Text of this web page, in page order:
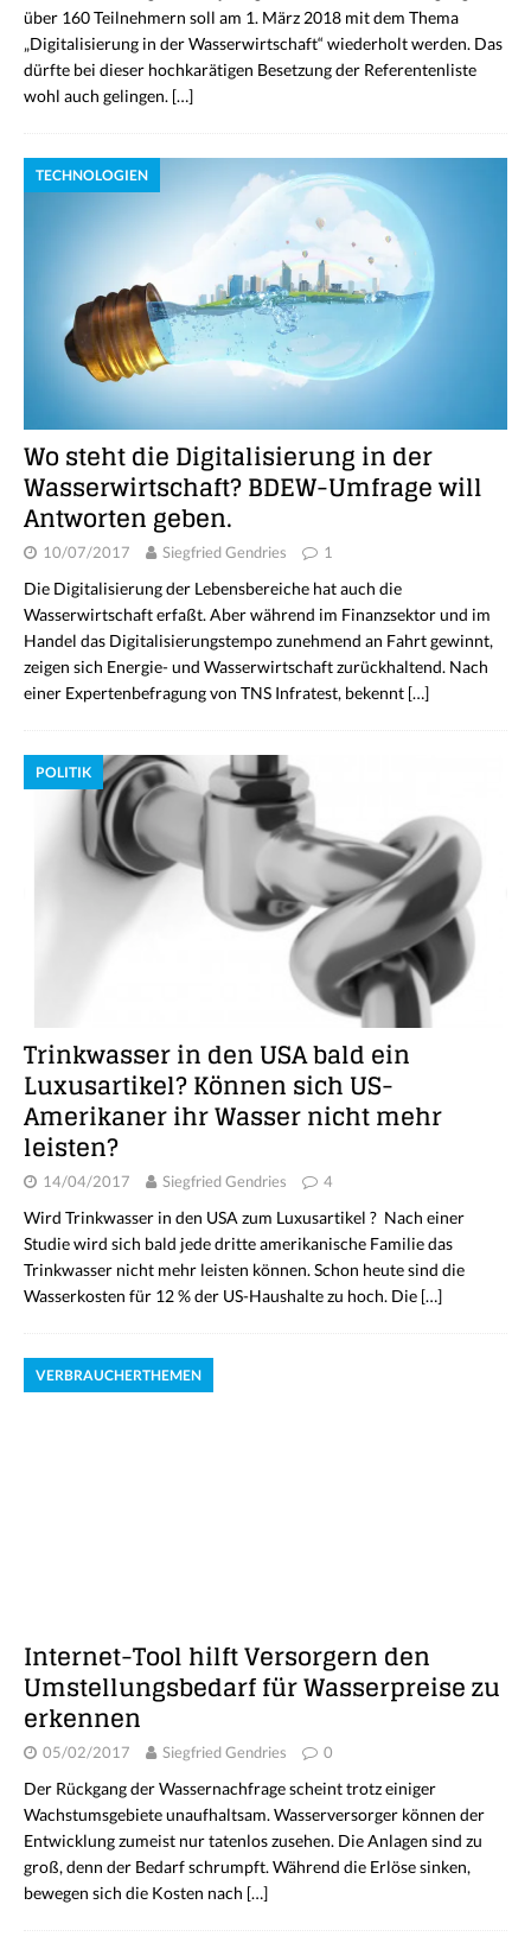
über 160 Teilnehmern soll am 1. März 2018 mit dem Thema
„Digitalisierung in der Wasserwirtschaft“ wiederholt werden. Das
dürfte bei dieser hochkarätigen Besetzung der Referentenliste
wohl auch gelingen. […]
TECHNOLOGIEN
Wo steht die Digitalisierung in der
Wasserwirtschaft? BDEW-Umfrage will
Antworten geben.
10/07/2017 Siegfried Gendries 1
Die Digitalisierung der Lebensbereiche hat auch die
Wasserwirtschaft erfaßt. Aber während im Finanzsektor und im
Handel das Digitalisierungstempo zunehmend an Fahrt gewinnt,
zeigen sich Energie- und Wasserwirtschaft zurückhaltend. Nach
einer Expertenbefragung von TNS Infratest, bekennt […]
POLITIK
Trinkwasser in den USA bald ein
Luxusartikel? Können sich US-
Amerikaner ihr Wasser nicht mehr
leisten?
14/04/2017 Siegfried Gendries 4
Wird Trinkwasser in den USA zum Luxusartikel ? Nach einer
Studie wird sich bald jede dritte amerikanische Familie das
Trinkwasser nicht mehr leisten können. Schon heute sind die
Wasserkosten für 12 % der US-Haushalte zu hoch. Die […]
VERBRAUCHERTHEMEN
Internet-Tool hilft Versorgern den
Umstellungsbedarf für Wasserpreise zu
erkennen
05/02/2017 Siegfried Gendries 0
Der Rückgang der Wassernachfrage scheint trotz einiger
Wachstumsgebiete unaufhaltsam. Wasserversorger können der
Entwicklung zumeist nur tatenlos zusehen. Die Anlagen sind zu
groß, denn der Bedarf schrumpft. Während die Erlöse sinken,
bewegen sich die Kosten nach […]